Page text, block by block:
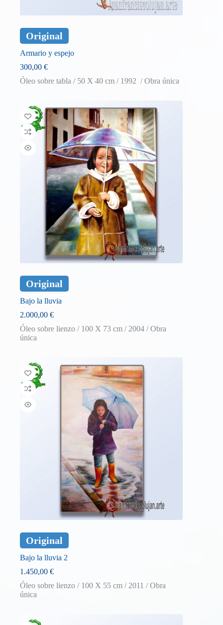
Original
Armario y espejo
300,00 €
Óleo sobre tabla / 50 X 40 cm / 1992 / Obra única
Original
Bajo la lluvia
2.000,00 €
Óleo sobre lienzo / 100 X 73 cm / 2004 / Obra
única
Original
Bajo la lluvia 2
1.450,00 €
Óleo sobre lienzo / 100 X 55 cm / 2011 / Obra
única